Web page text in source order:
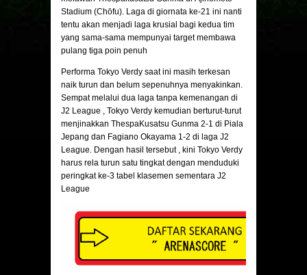
Stadium (Chōfu). Laga di giornata ke-21 ini nanti
tentu akan menjadi laga krusial bagi kedua tim
yang sama-sama mempunyai target membawa
pulang tiga poin penuh
Performa Tokyo Verdy saat ini masih terkesan
naik turun dan belum sepenuhnya menyakinkan.
Sempat melalui dua laga tanpa kemenangan di
J2 League , Tokyo Verdy kemudian berturut-turut
menjinakkan ThespaKusatsu Gunma 2-1 di Piala
Jepang dan Fagiano Okayama 1-2 di laga J2
League. Dengan hasil tersebut , kini Tokyo Verdy
harus rela turun satu tingkat dengan menduduki
peringkat ke-3 tabel klasemen sementara J2
League